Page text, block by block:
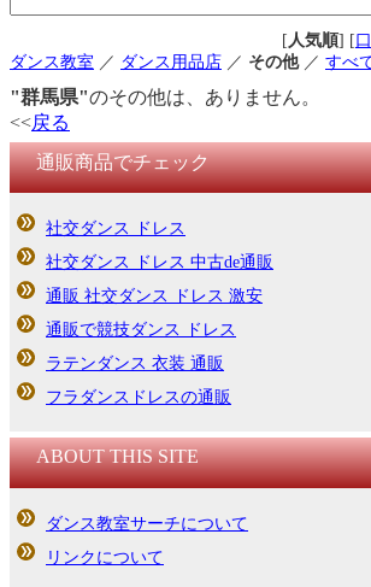
[ 人気順] [
ダンス教室 ／ ダンス用品店 ／ その他／ すべ
"群馬県"のその他は、ありません。
<<戻る
通販商品でチェック
社交ダンス ドレス
社交ダンス ドレス 中古de通販
通販 社交ダンス ドレス 激安
通販で競技ダンス ドレス
ラテンダンス 衣装 通販
フラダンスドレスの通販
ABOUT THIS SITE
ダンス教室サーチについて
リンクについて